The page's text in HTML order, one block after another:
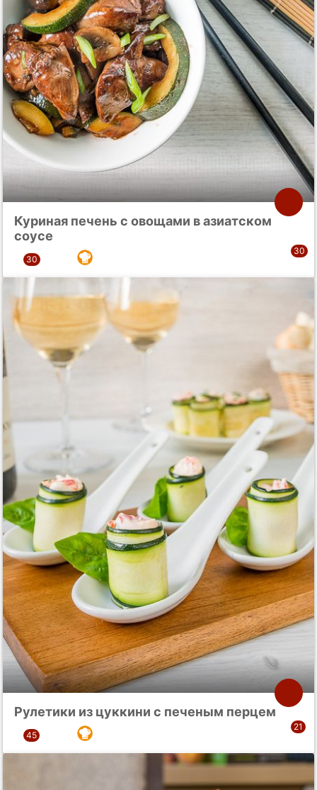
Куриная печень с овощами в азиатском
соусе
Рулетики из цуккини с печеным перцем